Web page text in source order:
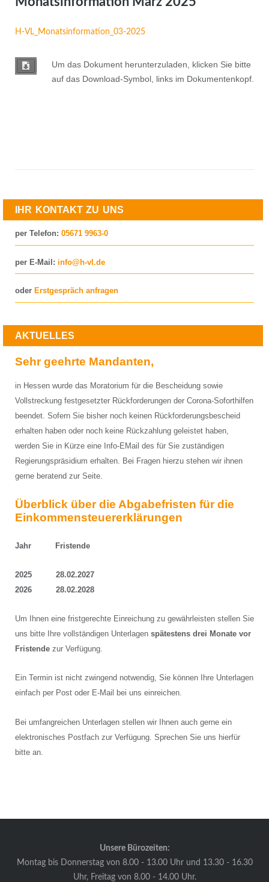
H-VL_Monatsinformation_03-2025
Um das Dokument herunterzuladen, klicken Sie bitte
auf das Download-Symbol, links im Dokumentenkopf.
IHR KONTAKT ZU UNS
per Telefon: 05671 9963-0
per E-Mail: info@h-vl.de
oder Erstgespräch anfragen
AKTUELLES
Sehr geehrte Mandanten,
in Hessen wurde das Moratorium für die Bescheidung sowie
Vollstreckung festgesetzter Rückforderungen der Corona-Soforthilfen
beendet. Sofern Sie bisher noch keinen Rückforderungsbescheid
erhalten haben oder noch keine Rückzahlung geleistet haben,
werden Sie in Kürze eine Info-EMail des für Sie zuständigen
Regierungspräsidium erhalten. Bei Fragen hierzu stehen wir ihnen
gerne beratend zur Seite.
Überblick über die Abgabefristen für die
Einkommensteuererklärungen
Jahr Fristende
2025 28.02.2027
2026 28.02.2028
Um Ihnen eine fristgerechte Einreichung zu gewährleisten stellen Sie
uns bitte Ihre vollständigen Unterlagen spätestens drei Monate vor
Fristendezur Verfügung.
Ein Termin ist nicht zwingend notwendig, Sie können Ihre Unterlagen
einfach per Post oder E-Mail bei uns einreichen.
Bei umfangreichen Unterlagen stellen wir Ihnen auch gerne ein
elektronisches Postfach zur Verfügung. Sprechen Sie uns hierfür
bitte an.
Unsere Bürozeiten:
Montag bis Donnerstag von 8.00 - 13.00 Uhr und 13.30 - 16.30
Uhr, Freitag von 8.00 - 14.00 Uhr.